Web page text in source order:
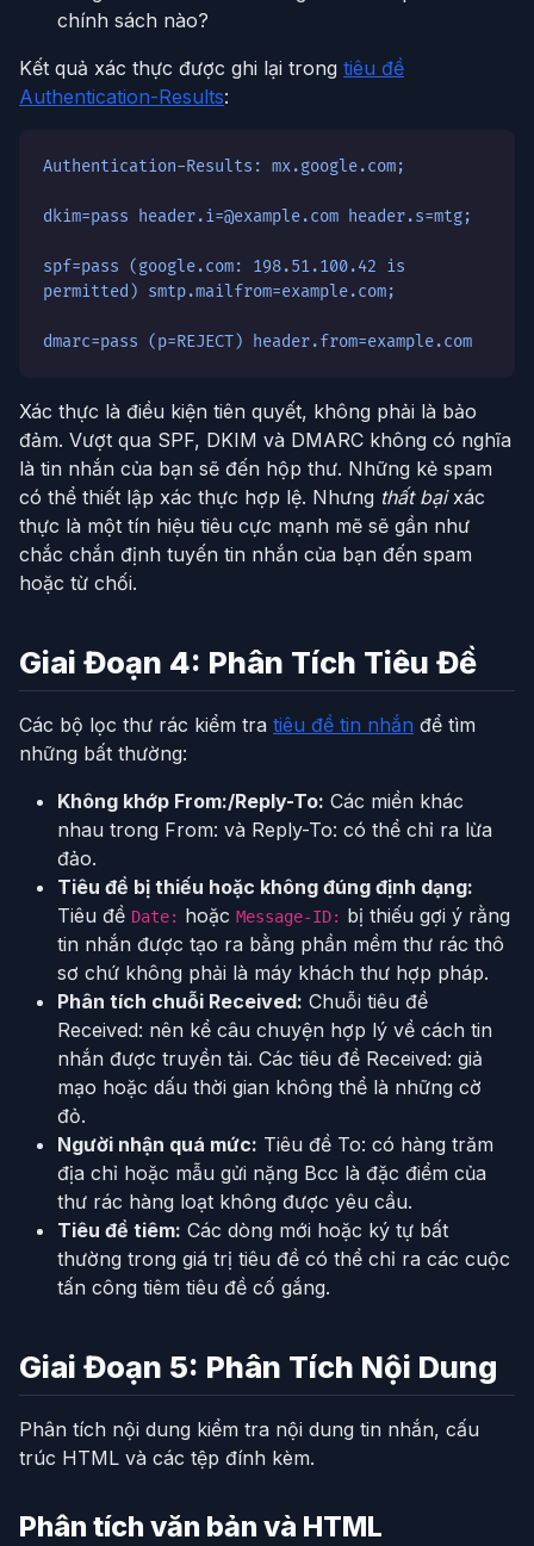
chính sách nào?
Kết quả xác thực được ghi lại trong tiêu đề
Authentication-Results:
Authentication-Results: mx.google.com;
dkim=pass header.i=@example.com header.s=mtg;
spf=pass (google.com: 198.51.100.42 is
permitted) smtp.mailfrom=example.com;
dmarc=pass (p=REJECT) header.from=example.com
Xác thực là điều kiện tiên quyết, không phải là bảo
đảm. Vượt qua SPF, DKIM và DMARC không có nghĩa
là tin nhắn của bạn sẽ đến hộp thư. Những kẻ spam
có thể thiết lập xác thực hợp lệ. Nhưng thất bạixác
thực là một tín hiệu tiêu cực mạnh mẽ sẽ gần như
chắc chắn định tuyến tin nhắn của bạn đến spam
hoặc từ chối.
Giai Đoạn 4: Phân Tích Tiêu Đề
Các bộ lọc thư rác kiểm tra tiêu đề tin nhắn để tìm
những bất thường:
Không khớp From:/Reply-To: Các miền khác
nhau trong From: và Reply-To: có thể chỉ ra lừa
đảo.
Tiêu đề bị thiếu hoặc không đúng định dạng:
Tiêu đề Date: hoặc Message-ID: bị thiếu gợi ý rằng
tin nhắn được tạo ra bằng phần mềm thư rác thô
sơ chứ không phải là máy khách thư hợp pháp.
Phân tích chuỗi Received: Chuỗi tiêu đề
Received: nên kể câu chuyện hợp lý về cách tin
nhắn được truyền tải. Các tiêu đề Received: giả
mạo hoặc dấu thời gian không thể là những cờ
đỏ.
Người nhận quá mức: Tiêu đề To: có hàng trăm
địa chỉ hoặc mẫu gửi nặng Bcc là đặc điểm của
thư rác hàng loạt không được yêu cầu.
Tiêu đề tiêm: Các dòng mới hoặc ký tự bất
thường trong giá trị tiêu đề có thể chỉ ra các cuộc
tấn công tiêm tiêu đề cố gắng.
Giai Đoạn 5: Phân Tích Nội Dung
Phân tích nội dung kiểm tra nội dung tin nhắn, cấu
trúc HTML và các tệp đính kèm.
Phân tích văn bản và HTML